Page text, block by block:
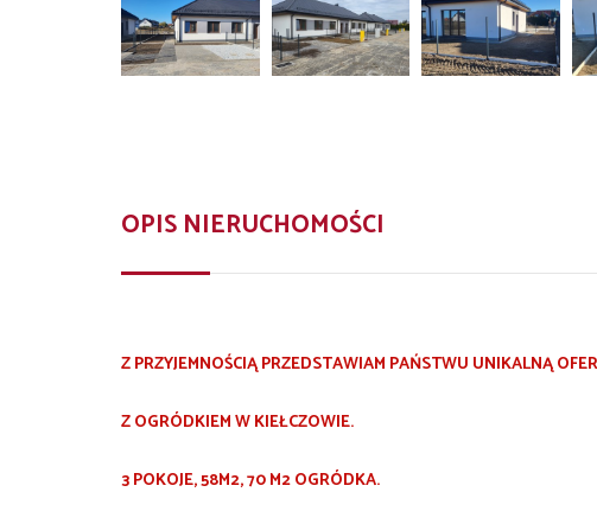
OPIS NIERUCHOMOŚCI
Z PRZYJEMNOŚCIĄ PRZEDSTAWIAM PAŃSTWU UNIKALNĄ
Z OGRÓDKIEM W KIEŁCZOWIE.
3 POKOJE, 58M2, 70 M2 OGRÓDKA.